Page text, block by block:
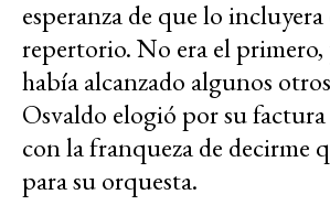
esperanza de que lo incluyera
repertorio. No era el primero,
había alcanzado algunos
Osvaldo elogió por su
con la franqueza de decirme
para su orquesta.